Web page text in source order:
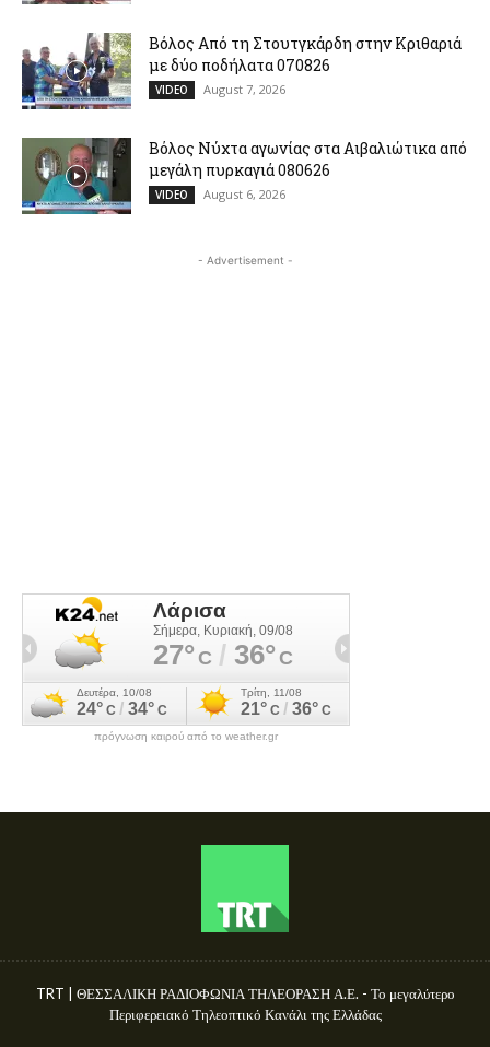
Βόλος Από τη Στουτγκάρδη στην Κριθαριά
με δύο ποδήλατα 070826
VIDEO August 7, 2026
Βόλος Νύχτα αγωνίας στα Αιβαλιώτικα από
μεγάλη πυρκαγιά 080626
VIDEO August 6, 2026
- Advertisement -
πρόγνωση καιρού από το weather.gr
TRT | ΘΕΣΣΑΛΙΚΗ ΡΑΔΙΟΦΩΝΙΑ ΤΗΛΕΟΡΑΣΗ Α.Ε. - Το μεγαλύτερο
Περιφερειακό Τηλεοπτικό Κανάλι της Ελλάδας